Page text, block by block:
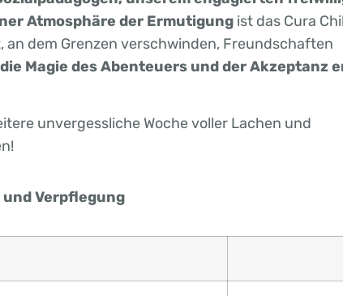
Atmosphäre der Ermutigungist das Cura
an dem Grenzen verschwinden, Freundschaften
Magie des Abenteuers und der Akzeptanz
unvergessliche Woche voller Lachen und
Verpflegung